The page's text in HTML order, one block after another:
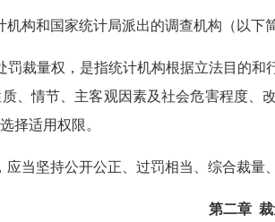
和国家统计局派出的调查机构（以下
量权，是指统计机构根据立法目的和
、情节、主客观因素及社会危害程度
择适用权限。
坚持公开公正、过罚相当、综合裁量、
第二章 裁